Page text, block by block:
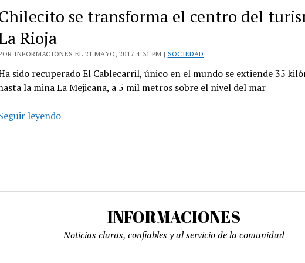
se transforma el centro del
Rioja
INFORMACIONES EL 21 MAYO, 2017 4:31 PM | SOCIEDAD
sido recuperado El Cablecarril, único en el mundo se extiende 35
la mina La Mejicana, a 5 mil metros sobre el nivel del mar
leyendoChilecito
Rioja
INFORMACIONES
Noticias claras, confiables y al servicio de la comunidad